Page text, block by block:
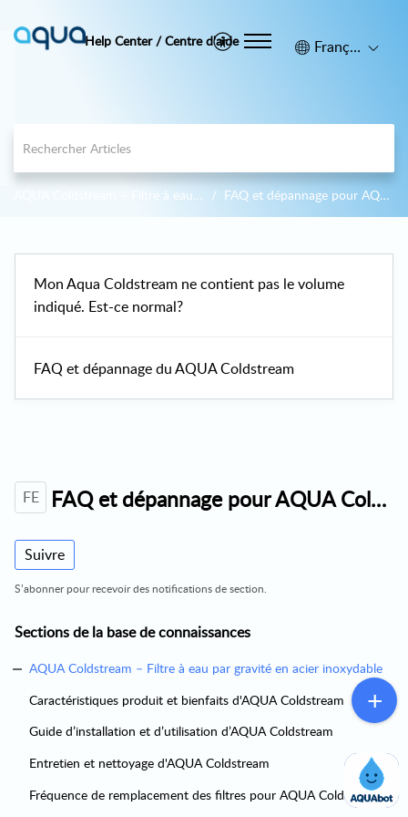
Help Center / Centre d'aide Français (Canada)
AQUA Coldstream – Filtre à eau par gravité en acier inoxydable FAQ et dépannage pour AQUA Coldstream
Mon Aqua Coldstream ne contient pas le volume
indiqué. Est-ce normal?
FAQ et dépannage du AQUA Coldstream
FE FAQ et dépannage pour AQUA Coldstream
Suivre
S’abonner pour recevoir des notifications de section.
Sections de la base de connaissances
AQUA Coldstream – Filtre à eau par gravité en acier inoxydable
Caractéristiques produit et bienfaits d'AQUA Coldstream
Guide d’installation et d’utilisation d’AQUA Coldstream
Entretien et nettoyage d'AQUA Coldstream
Fréquence de remplacement des filtres pour AQUA Coldstream